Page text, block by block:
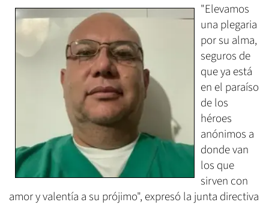
"Elevamos
una plegaria
por su alma,
seguros de
que ya está
en el paraíso
de los
héroes
anónimos a
donde van
los que
sirven con
amor y valentía a su prójimo", expresó la junta directiva